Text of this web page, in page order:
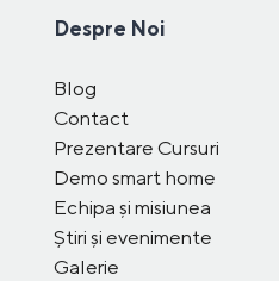
Despre Noi
Blog
Contact
Prezentare Cursuri
Demo smart home
Echipa și misiunea
Știri și evenimente
Galerie